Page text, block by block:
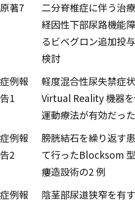
原著7
二分脊椎症に伴う治
経因性下部尿路機能
るビベグロン追加投
検討
症例報
告1
軽度混合性尿失禁症
Virtual Reality 機器
運動療法が有効だっ
症例報
告2
膀胱結石を繰り返す
て行ったBlocksom
瘻造設術の2 例
症例報
陰茎部尿道狭窄を有